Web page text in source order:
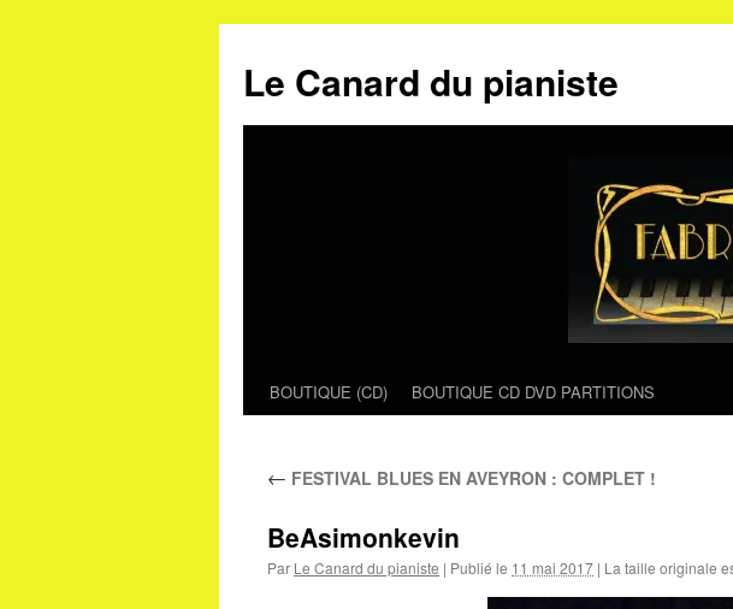
Le Canard du pianiste
Aller
contenu
BOUTIQUE (CD) BOUTIQUE CD DVD PARTITIONS
← FESTIVAL BLUES EN AVEYRON : COMPLET !
BeAsimonkevin
Par Le Canard du pianiste | Publié le 11 mai 2017 | La taille originale